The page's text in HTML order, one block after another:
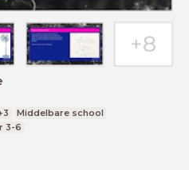
Middelbare school
3-6